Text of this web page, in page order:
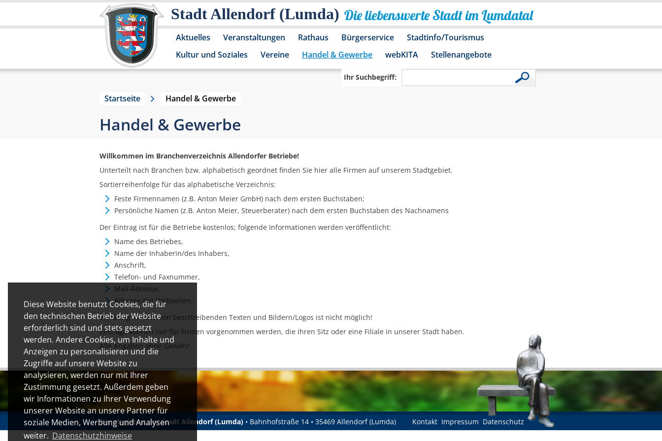
Diese Website benutzt Cookies, die für
den technischen Betrieb der Website
erforderlich sind und stets gesetzt
werden. Andere Cookies, um Inhalte und
Anzeigen zu personalisieren und die
Zugriffe auf unsere Website zu
analysieren, werden nur mit Ihrer
Zustimmung gesetzt. Außerdem geben
wir Informationen zu Ihrer Verwendung
unserer Website an unsere Partner für
soziale Medien, Werbung und Analysen
weiter. Datenschutzhinweise
Stadt Allendorf (Lumda) Die liebenswerte Stadt im Lumdatal
Aktuelles Veranstaltungen Rathaus Bürgerservice
Stadtinfo/Tourismus
Kultur und Soziales
Vereine Handel & Gewerbe webKITA Stellenangebote
Ihr Suchbegriff:
Startseite Handel & Gewerbe
Handel & Gewerbe
Willkommen im Branchenverzeichnis Allendorfer Betriebe!
Unterteilt nach Branchen bzw. alphabetisch geordnet finden Sie hier alle Firmen auf unserem Stadtgebiet.
Sortierreihenfolge für das alphabetische Verzeichnis:
Feste Firmennamen (z.B. Anton Meier GmbH) nach dem ersten Buchstaben;
Persönliche Namen (z.B. Anton Meier, Steuerberater) nach dem ersten Buchstaben des Nachnamens
Der Eintrag ist für die Betriebe kostenlos; folgende Informationen werden veröffentlicht:
Name des Betriebes,
Name der Inhaberin/des Inhabers,
Anschrift,
Telefon- und Faxnummer,
Mail-Adresse,
Adresse der Webseiten.
Werbung in Form von beschreibenden Texten und Bildern/Logos ist nicht möglich!
Einträge können nur für Firmen vorgenommen werden, die ihren Sitz oder eine Filiale in unserer Stadt haben.
Alle Angaben ohne Gewähr.
Der Magistrat der Stadt Allendorf (Lumda) • Bahnhofstraße 14 • 35469 Allendorf (Lumda) Kontakt Impressum Datenschutz